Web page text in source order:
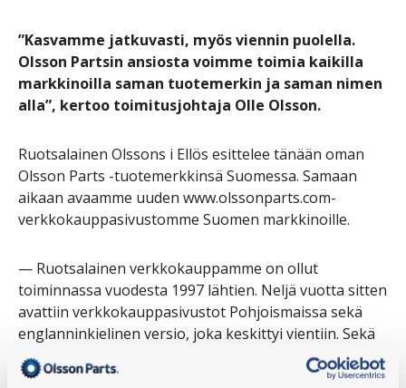
”Kasvamme jatkuvasti, myös viennin puolella.
Olsson Partsin ansiosta voimme toimia kaikilla
markkinoilla saman tuotemerkin ja saman nimen
alla”, kertoo toimitusjohtaja Olle Olsson.
Ruotsalainen Olssons i Ellös esittelee tänään oman
Olsson Parts -tuotemerkkinsä Suomessa. Samaan
aikaan avaamme uuden www.olssonparts.com-
verkkokauppasivustomme Suomen markkinoille.
— Ruotsalainen verkkokauppamme on ollut
toiminnassa vuodesta 1997 lähtien. Neljä vuotta sitten
avattiin verkkokauppasivustot Pohjoismaissa sekä
englanninkielinen versio, joka keskittyi vientiin. Sekä
käyttöliittymä että ulkonäkö ovat muuttuneet
muutaman kerran, mutta tämä on ensimmäinen